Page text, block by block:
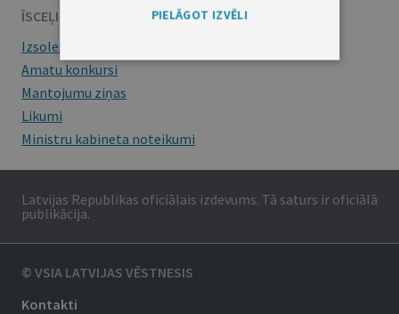
ĪSCEĻI
Izsoles
Amatu konkursi
Mantojumu ziņas
Likumi
Ministru kabineta noteikumi
Latvijas Republikas oficiālais izdevums. Tā saturs ir oficiālā
publikācija.
© VSIA LATVIJAS VĒSTNESIS
Kontakti
PIELĀGOT IZVĒLI